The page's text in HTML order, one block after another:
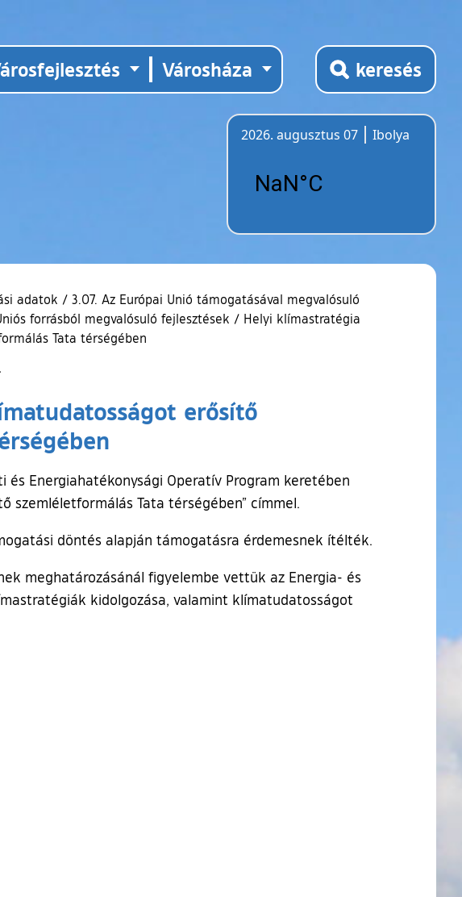
Városháza keresés
2026. augusztus 07
Ibolya
adatok / 3.07. Az Európai Unió támogatásával megvalósuló
forrásból megvalósuló fejlesztések / Helyi klímastratégia
Tata térségében
erősítő
és Energiahatékonysági Operatív Program keretében
Tata térségében” címmel.
döntés alapján támogatásra érdemesnek ítélték.
meghatározásánál figyelembe vettük az Energia- és
kidolgozása, valamint klímatudatosságot